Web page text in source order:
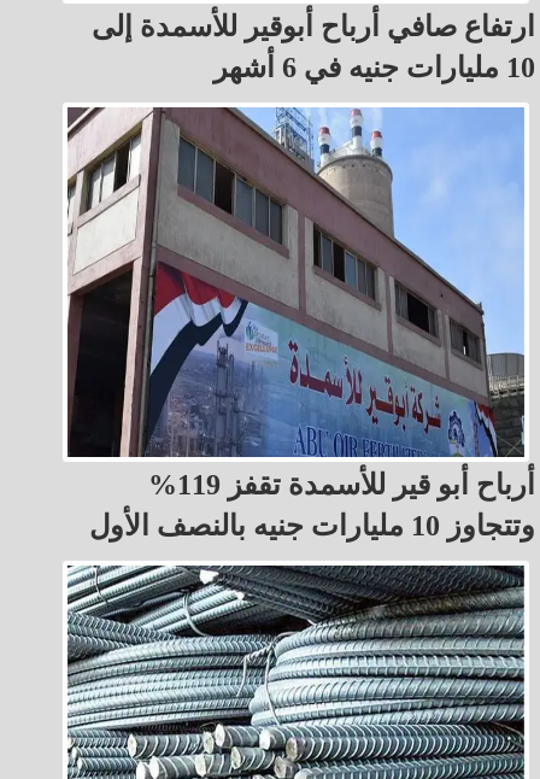
ارتفاع صافي أرباح أبوقير للأسمدة إلى
10 مليارات جنيه في 6 أشهر
أرباح أبو قير للأسمدة تقفز 119%
وتتجاوز 10 مليارات جنيه بالنصف الأول